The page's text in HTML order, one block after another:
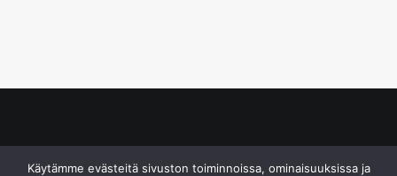
Käytämme evästeitä sivuston toiminnoissa, ominaisuuksissa ja